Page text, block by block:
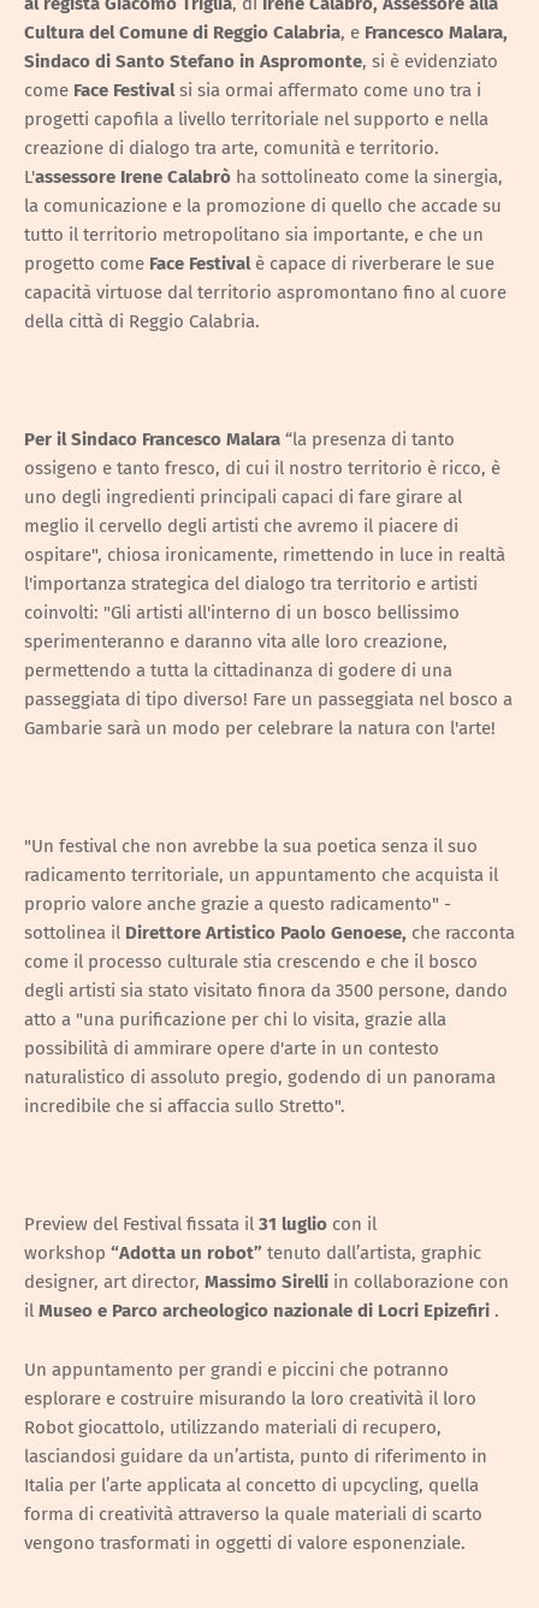
Cultura del Comune di Reggio Calabria, e Francesco Malara,
Sindaco di Santo Stefano in Aspromonte, si è evidenziato
come Face Festival si sia ormai affermato come uno tra i
progetti capofila a livello territoriale nel supporto e nella
creazione di dialogo tra arte, comunità e territorio.
L'assessore Irene Calabrò ha sottolineato come la sinergia,
la comunicazione e la promozione di quello che accade su
tutto il territorio metropolitano sia importante, e che un
progetto come Face Festival è capace di riverberare le sue
capacità virtuose dal territorio aspromontano fino al cuore
della città di Reggio Calabria.
Per il Sindaco Francesco Malara “la presenza di tanto
ossigeno e tanto fresco, di cui il nostro territorio è ricco, è
uno degli ingredienti principali capaci di fare girare al
meglio il cervello degli artisti che avremo il piacere di
ospitare", chiosa ironicamente, rimettendo in luce in realtà
l'importanza strategica del dialogo tra territorio e artisti
coinvolti: "Gli artisti all'interno di un bosco bellissimo
sperimenteranno e daranno vita alle loro creazione,
permettendo a tutta la cittadinanza di godere di una
passeggiata di tipo diverso! Fare un passeggiata nel bosco a
Gambarie sarà un modo per celebrare la natura con l'arte!
"Un festival che non avrebbe la sua poetica senza il suo
radicamento territoriale, un appuntamento che acquista il
proprio valore anche grazie a questo radicamento" -
sottolinea il Direttore Artistico Paolo Genoese, che racconta
come il processo culturale stia crescendo e che il bosco
degli artisti sia stato visitato finora da 3500 persone, dando
atto a "una purificazione per chi lo visita, grazie alla
possibilità di ammirare opere d'arte in un contesto
naturalistico di assoluto pregio, godendo di un panorama
incredibile che si affaccia sullo Stretto".
Preview del Festival fissata il 31 luglio con il
workshop “Adotta un robot” tenuto dall’artista, graphic
designer, art director, Massimo Sirelli in collaborazione con
il Museo e Parco archeologico nazionale di Locri Epizefiri .
Un appuntamento per grandi e piccini che potranno
esplorare e costruire misurando la loro creatività il loro
Robot giocattolo, utilizzando materiali di recupero,
lasciandosi guidare da un’artista, punto di riferimento in
Italia per l’arte applicata al concetto di upcycling, quella
forma di creatività attraverso la quale materiali di scarto
vengono trasformati in oggetti di valore esponenziale.